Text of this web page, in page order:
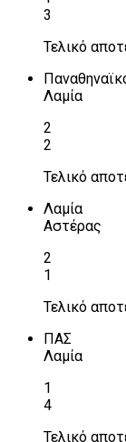
3
Τελικό
Λαμία
2
2
Τελικό
Λαμία
Αστέρας
2
1
Τελικό
ΠΑΣ
Λαμία
1
4
Τελικό